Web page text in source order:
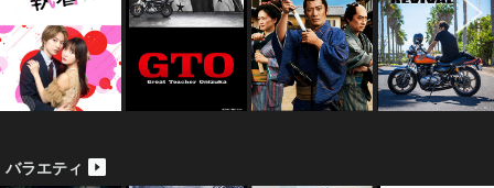
バラエティ